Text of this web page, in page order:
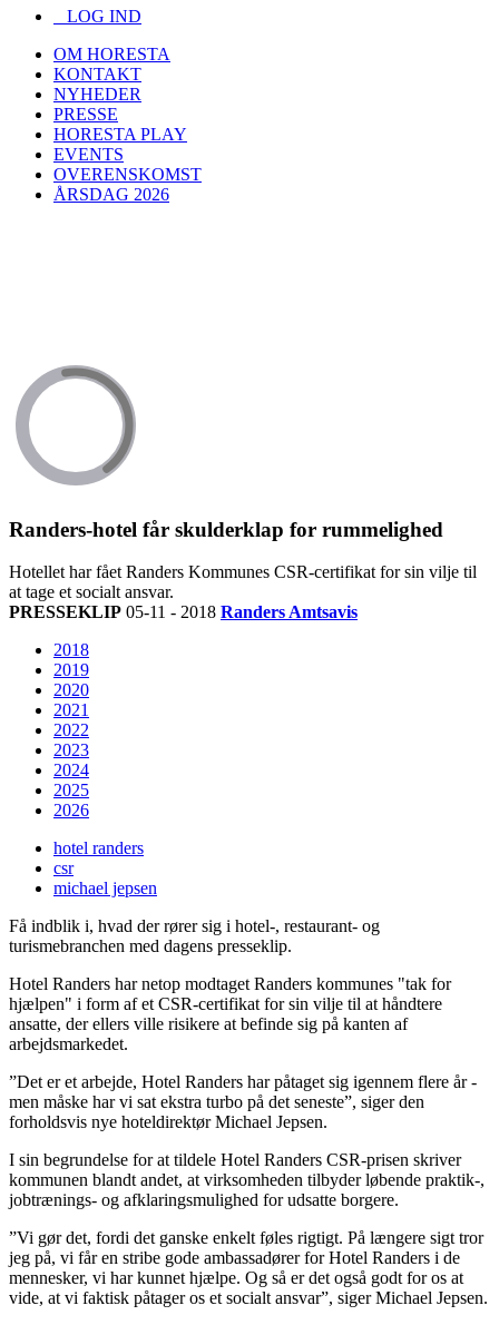
LOG IND
OM HORESTA
KONTAKT
NYHEDER
PRESSE
HORESTA PLAY
EVENTS
OVERENSKOMST
ÅRSDAG 2026
Randers-hotel får skulderklap for rummelighed
Hotellet har fået Randers Kommunes CSR-certifikat for sin vilje til
at tage et socialt ansvar.
PRESSEKLIP 05-11 - 2018 Randers Amtsavis
2018
2019
2020
2021
2022
2023
2024
2025
2026
hotel randers
csr
michael jepsen
Få indblik i, hvad der rører sig i hotel-, restaurant- og
turismebranchen med dagens presseklip.
Hotel Randers har netop modtaget Randers kommunes "tak for
hjælpen" i form af et CSR-certifikat for sin vilje til at håndtere
ansatte, der ellers ville risikere at befinde sig på kanten af
arbejdsmarkedet.
”Det er et arbejde, Hotel Randers har påtaget sig igennem flere år -
men måske har vi sat ekstra turbo på det seneste”, siger den
forholdsvis nye hoteldirektør Michael Jepsen.
I sin begrundelse for at tildele Hotel Randers CSR-prisen skriver
kommunen blandt andet, at virksomheden tilbyder løbende praktik-,
jobtrænings- og afklaringsmulighed for udsatte borgere.
”Vi gør det, fordi det ganske enkelt føles rigtigt. På længere sigt tror
jeg på, vi får en stribe gode ambassadører for Hotel Randers i de
mennesker, vi har kunnet hjælpe. Og så er det også godt for os at
vide, at vi faktisk påtager os et socialt ansvar”, siger Michael Jepsen.